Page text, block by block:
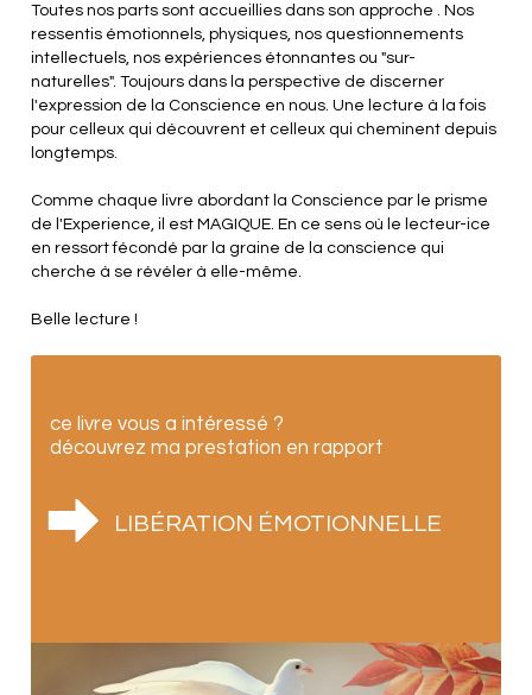
Toutes nos parts sont accueillies dans son approche . Nos
ressentis émotionnels, physiques, nos questionnements
intellectuels, nos expériences étonnantes ou "sur-
naturelles". Toujours dans la perspective de discerner
l'expression de la Conscience en nous. Une lecture à la fois
pour celleux qui découvrent et celleux qui cheminent depuis
longtemps.
Comme chaque livre abordant la Conscience par le prisme
de l'Experience, il est MAGIQUE. En ce sens où le lecteur-ice
en ressort fécondé par la graine de la conscience qui
cherche à se révéler à elle-même.
Belle lecture !
ce livre vous a intéressé ?
découvrez ma prestation en rapport
LIBÉRATION ÉMOTIONNELLE